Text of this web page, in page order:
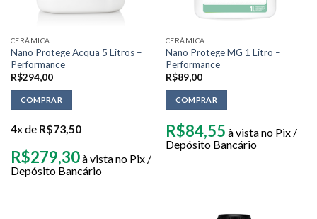
CERÂMICA
Nano Protege Acqua 5 Litros –
Performance
R$294,00
COMPRAR
4x de R$73,50
R$279,30à vista no Pix /
Depósito Bancário
CERÂMICA
Nano Protege MG 1 Litro –
Performance
R$89,00
COMPRAR
R$84,55 à vista no Pix /
Depósito Bancário